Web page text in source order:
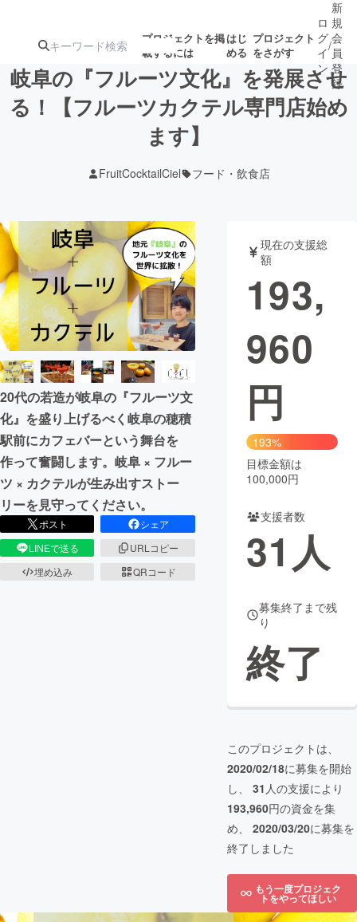
プロジェクトを掲
載するには
はじ
める
プロジェクト
をさがす
注目の新着プロ 募集終了が近いプ
テクノロジー・ガジェット
映像・映画 書籍・雑誌
ビジネス・起業 チャレンジ
まちづくり・地域活性化
CAMPFIRE for Social Good
CAMPFIRE Creation
CAMPFIREふるさと納税machi-ya コミュニティ
ロ
グ
イ
ン
/
新
規
会
員
登
録
岐阜の『フルーツ文化』を発展させ
る！【フルーツカクテル専門店始め
ます】
FruitCocktailCiel フード・飲食店
20代の若造が岐阜の『フルーツ文
化』を盛り上げるべく岐阜の穂積
駅前にカフェバーという舞台を
作って奮闘します。岐阜 × フルー
ツ × カクテルが生み出すストー
リーを見守ってください。
ポスト
シェア
LINEで送る
URLコピー
埋め込み
QRコード
現在の支援総
額
193,
960
円
193%
目標金額は
100,000円
支援者数
31 人
募集終了まで残
り
終了
このプロジェクトは、
2020/02/18に募集を開始
し、 31 人の支援により
193,960円の資金を集
め、 2020/03/20に募集を
終了しました
もう一度プロジェク
トをやってほしい